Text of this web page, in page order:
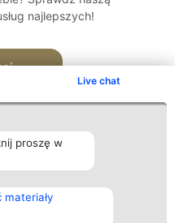
Live chat
proszę w
najlepszych!
Kontakt
Kontakt